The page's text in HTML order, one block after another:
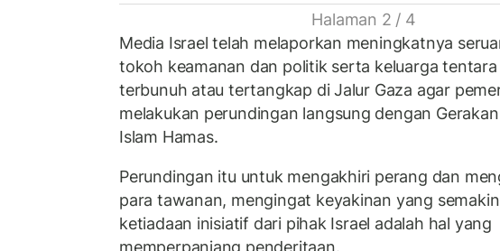
Halaman 2 / 4
Media Israel telah melaporkan meningkatnya
tokoh keamanan dan politik serta keluarga
terbunuh atau tertangkap di Jalur Gaza agar
melakukan perundingan langsung dengan
Islam Hamas.
Perundingan itu untuk mengakhiri perang dan
para tawanan, mengingat keyakinan yang
ketiadaan inisiatif dari pihak Israel adalah hal yang
memperpanjang penderitaan.